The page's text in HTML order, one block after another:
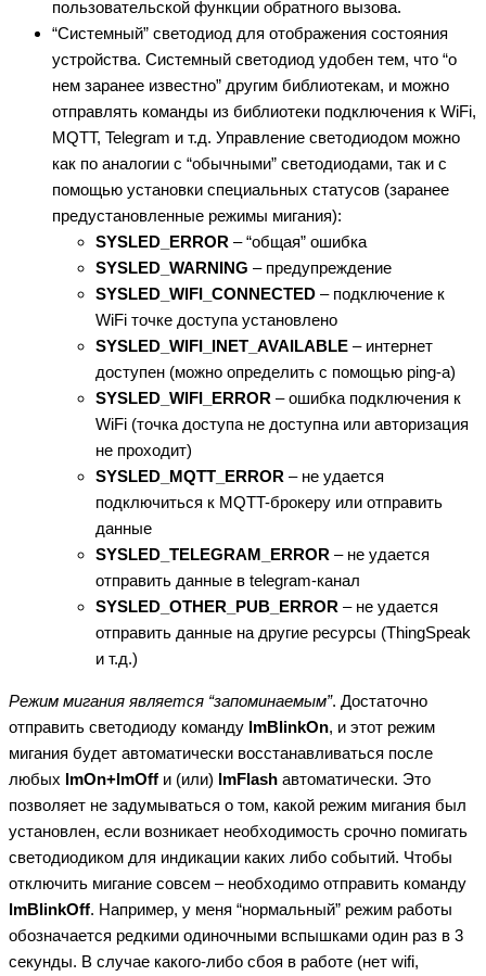
пользовательской функции обратного вызова.
“Системный” светодиод для отображения состояния
устройства. Системный светодиод удобен тем, что “о
нем заранее известно” другим библиотекам, и можно
отправлять команды из библиотеки подключения к WiFi,
MQTT, Telegram и т.д. Управление светодиодом можно
как по аналогии с “обычными” светодиодами, так и с
помощью установки специальных статусов (заранее
предустановленные режимы мигания):
SYSLED_ERROR – “общая” ошибка
SYSLED_WARNING – предупреждение
SYSLED_WIFI_CONNECTED – подключение к
WiFi точке доступа установлено
SYSLED_WIFI_INET_AVAILABLE – интернет
доступен (можно определить с помощью ping-а)
SYSLED_WIFI_ERROR – ошибка подключения к
WiFi (точка доступа не доступна или авторизация
не проходит)
SYSLED_MQTT_ERROR – не удается
подключиться к MQTT-брокеру или отправить
данные
SYSLED_TELEGRAM_ERROR – не удается
отправить данные в telegram-канал
SYSLED_OTHER_PUB_ERROR – не удается
отправить данные на другие ресурсы (ThingSpeak
и т.д.)
Режим мигания является “запоминаемым”. Достаточно
отправить светодиоду команду lmBlinkOn, и этот режим
мигания будет автоматически восстанавливаться после
любых lmOn+lmOff и (или) lmFlash автоматически. Это
позволяет не задумываться о том, какой режим мигания был
установлен, если возникает необходимость срочно помигать
светодиодиком для индикации каких либо событий. Чтобы
отключить мигание совсем – необходимо отправить команду
lmBlinkOff. Например, у меня “нормальный” режим работы
обозначается редкими одиночными вспышками один раз в 3
секунды. В случае какого-либо сбоя в работе (нет wifi,